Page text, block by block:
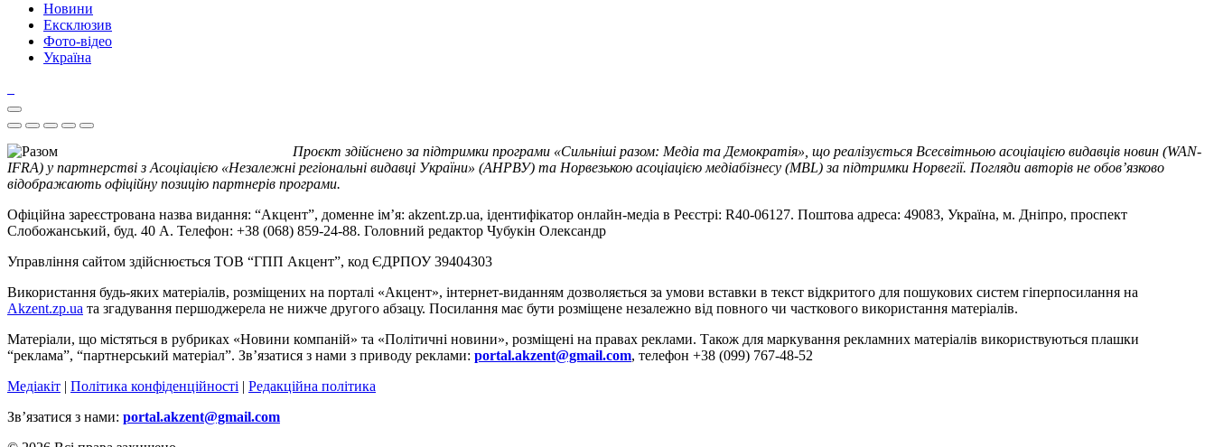
Новини
Ексклюзив
Фото-відео
Україна
Проєкт здійснено за підтримки програми «Сильніші разом: Медіа та Демократія», що реалізується Всесвітньою асоціацією видавців новин (WAN-
IFRA) у партнерстві з Асоціацією «Незалежні регіональні видавці України» (АНРВУ) та Норвезькою асоціацією медіабізнесу (MBL) за підтримки Норвегії. Погляди авторів не обов’язково
відображають офіційну позицію партнерів програми.
Офіційна зареєстрована назва видання: “Акцент”, доменне ім’я: akzent.zp.ua, ідентифікатор онлайн-медіа в Реєстрі: R40-06127. Поштова адреса: 49083, Україна, м. Дніпро, проспект
Слобожанський, буд. 40 А. Телефон: +38 (068) 859-24-88. Головний редактор Чубукін Олександр
Управління сайтом здійснюється ТОВ “ГПП Акцент”, код ЄДРПОУ 39404303
Використання будь-яких матеріалів, розміщених на порталі «Акцент», інтернет-виданням дозволяється за умови вставки в текст відкритого для пошукових систем гіперпосилання на
Akzent.zp.ua та згадування першоджерела не нижче другого абзацу. Посилання має бути розміщене незалежно від повного чи часткового використання матеріалів.
Матеріали, що містяться в рубриках «Новини компаній» та «Політичні новини», розміщені на правах реклами. Також для маркування рекламних матеріалів використвуються плашки
“реклама”, “партнерський матеріал”. Зв’язатися з нами з приводу реклами: portal.akzent@gmail.com, телефон +38 (099) 767-48-52
Медіакіт | Політика конфіденційності | Редакційна політика
Зв’язатися з нами: portal.akzent@gmail.com